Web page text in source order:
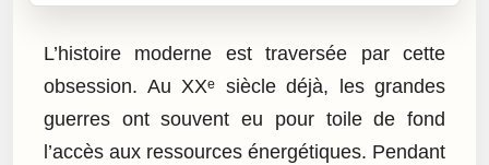
L’histoire moderne est traversée par cette
obsession. Au XXᵉ siècle déjà, les grandes
guerres ont souvent eu pour toile de fond
l’accès aux ressources énergétiques. Pendant